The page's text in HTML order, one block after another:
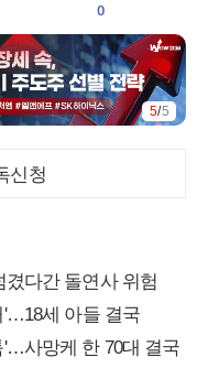
0
5/5
신청
다간 돌연사 위험
'…18세 아들 결국
사망케 한 70대 결국